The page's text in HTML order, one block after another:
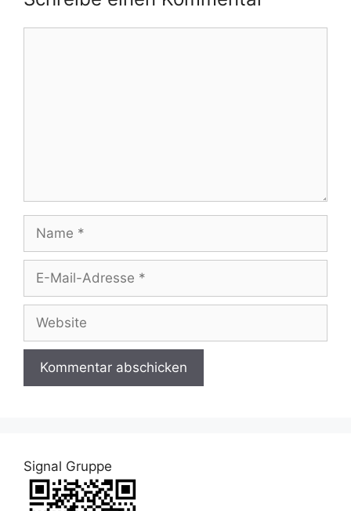
Name
Adresse
Website
Signal Gruppe